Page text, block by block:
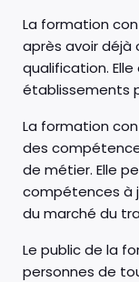
La formation
après avoir déjà
qualification.
établissements
La formation
des
de métier. Elle
compétences à
du marché du
Le public de la
personnes de